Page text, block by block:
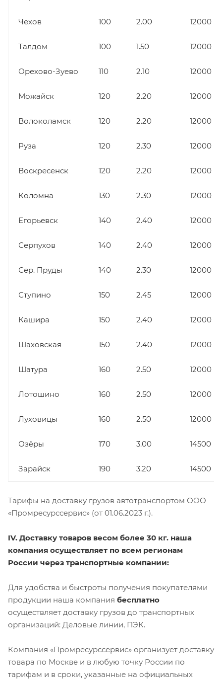
Чехов 100 2.00 12000
Талдом 100 1.50 12000
Орехово-Зуево 110 2.10 12000
Можайск 120 2.20 12000
Волоколамск 120 2.20 12000
Руза 120 2.30 12000
Воскресенск 120 2.20 12000
Коломна 130 2.30 12000
Егорьевск 140 2.40 12000
Серпухов 140 2.40 12000
Сер. Пруды 140 2.30 12000
Ступино 150 2.45 12000
Кашира 150 2.40 12000
Шаховская 150 2.40 12000
Шатура 160 2.50 12000
Лотошино 160 2.50 12000
Луховицы 160 2.50 12000
Озёры 170 3.00 14500
Зарайск 190 3.20 14500
Тарифы на доставку грузов автотранспортом ООО
«Промресурссервис» (от 01.06.2023 г.).
IV. Доставку товаров весом более 30 кг. наша
компания осуществляет по всем регионам
России через транспортные компании:
Для удобства и быстроты получения покупателями
продукции наша компания бесплатно
осуществляет доставку грузов до транспортных
организаций: Деловые линии, ПЭК.
Компания «Промресурссервис» организует доставку
товара по Москве и в любую точку России по
тарифам и в сроки, указанные на официальных